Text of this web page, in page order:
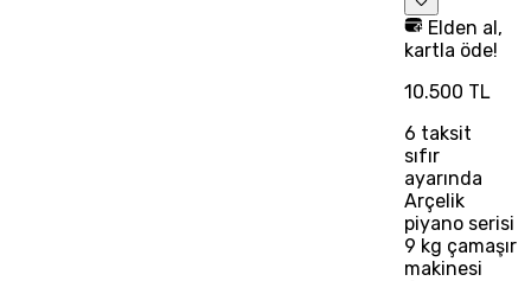
Elden al,
kartla öde!
10.500 TL
6 taksit
sıfır
ayarında
Arçelik
piyano serisi
9 kg çamaşır
makinesi